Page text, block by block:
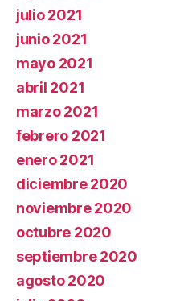
julio 2021
junio 2021
mayo 2021
abril 2021
marzo 2021
febrero 2021
enero 2021
diciembre 2020
noviembre 2020
octubre 2020
septiembre 2020
agosto 2020